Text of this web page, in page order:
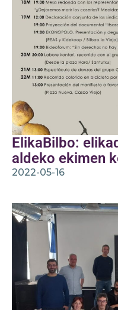
ElikaBilbo:
aldeko ekimen
2022-05-16